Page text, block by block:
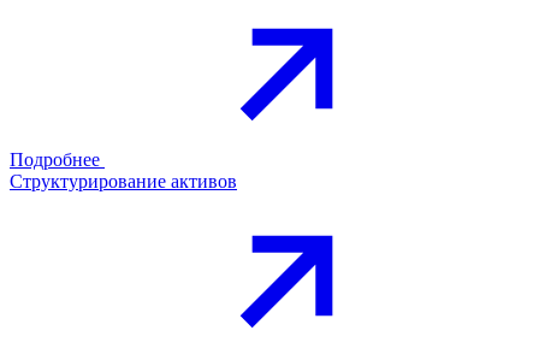
Подробнее
Структурирование активов